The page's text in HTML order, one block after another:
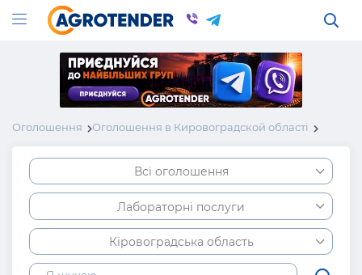
Оголошення Оголошення в Кировоградской області
Всі оголошення
Лабораторні послуги
Кіровоградська область